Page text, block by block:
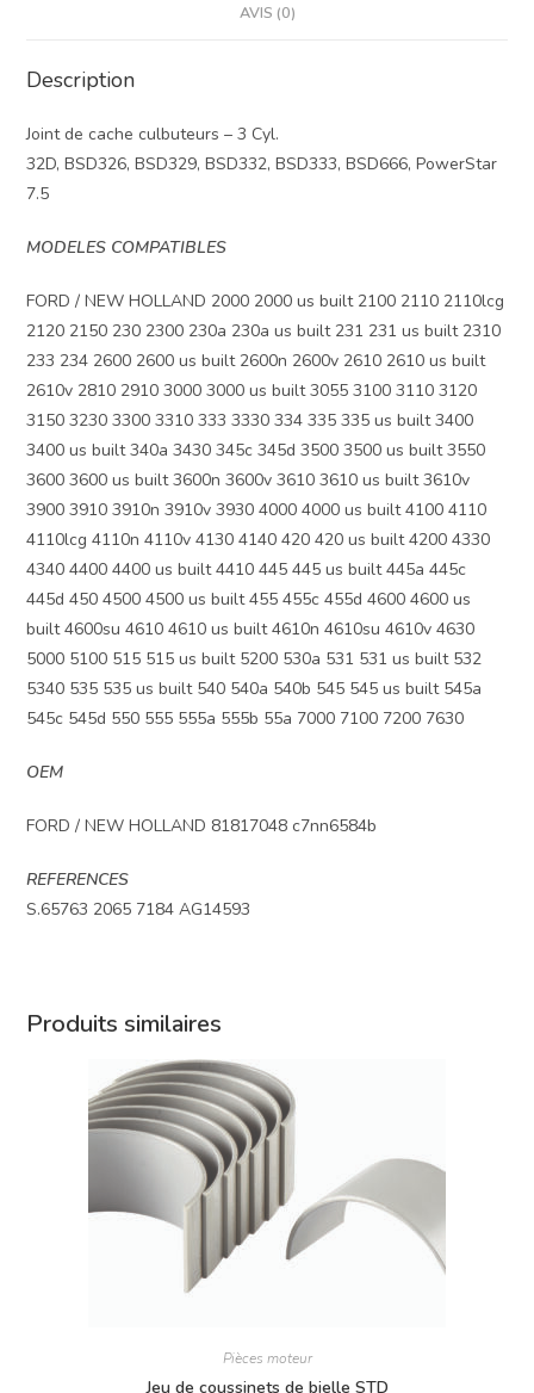
AVIS (0)
Description
Joint de cache culbuteurs – 3 Cyl.
32D, BSD326, BSD329, BSD332, BSD333, BSD666, PowerStar
7.5
MODELES COMPATIBLES
FORD / NEW HOLLAND 2000 2000 us built 2100 2110 2110lcg
2120 2150 230 2300 230a 230a us built 231 231 us built 2310
233 234 2600 2600 us built 2600n 2600v 2610 2610 us built
2610v 2810 2910 3000 3000 us built 3055 3100 3110 3120
3150 3230 3300 3310 333 3330 334 335 335 us built 3400
3400 us built 340a 3430 345c 345d 3500 3500 us built 3550
3600 3600 us built 3600n 3600v 3610 3610 us built 3610v
3900 3910 3910n 3910v 3930 4000 4000 us built 4100 4110
4110lcg 4110n 4110v 4130 4140 420 420 us built 4200 4330
4340 4400 4400 us built 4410 445 445 us built 445a 445c
445d 450 4500 4500 us built 455 455c 455d 4600 4600 us
built 4600su 4610 4610 us built 4610n 4610su 4610v 4630
5000 5100 515 515 us built 5200 530a 531 531 us built 532
5340 535 535 us built 540 540a 540b 545 545 us built 545a
545c 545d 550 555 555a 555b 55a 7000 7100 7200 7630
OEM
FORD / NEW HOLLAND 81817048 c7nn6584b
REFERENCES
S.65763 2065 7184 AG14593
Produits similaires
Pièces moteur
Jeu de coussinets de bielle STD